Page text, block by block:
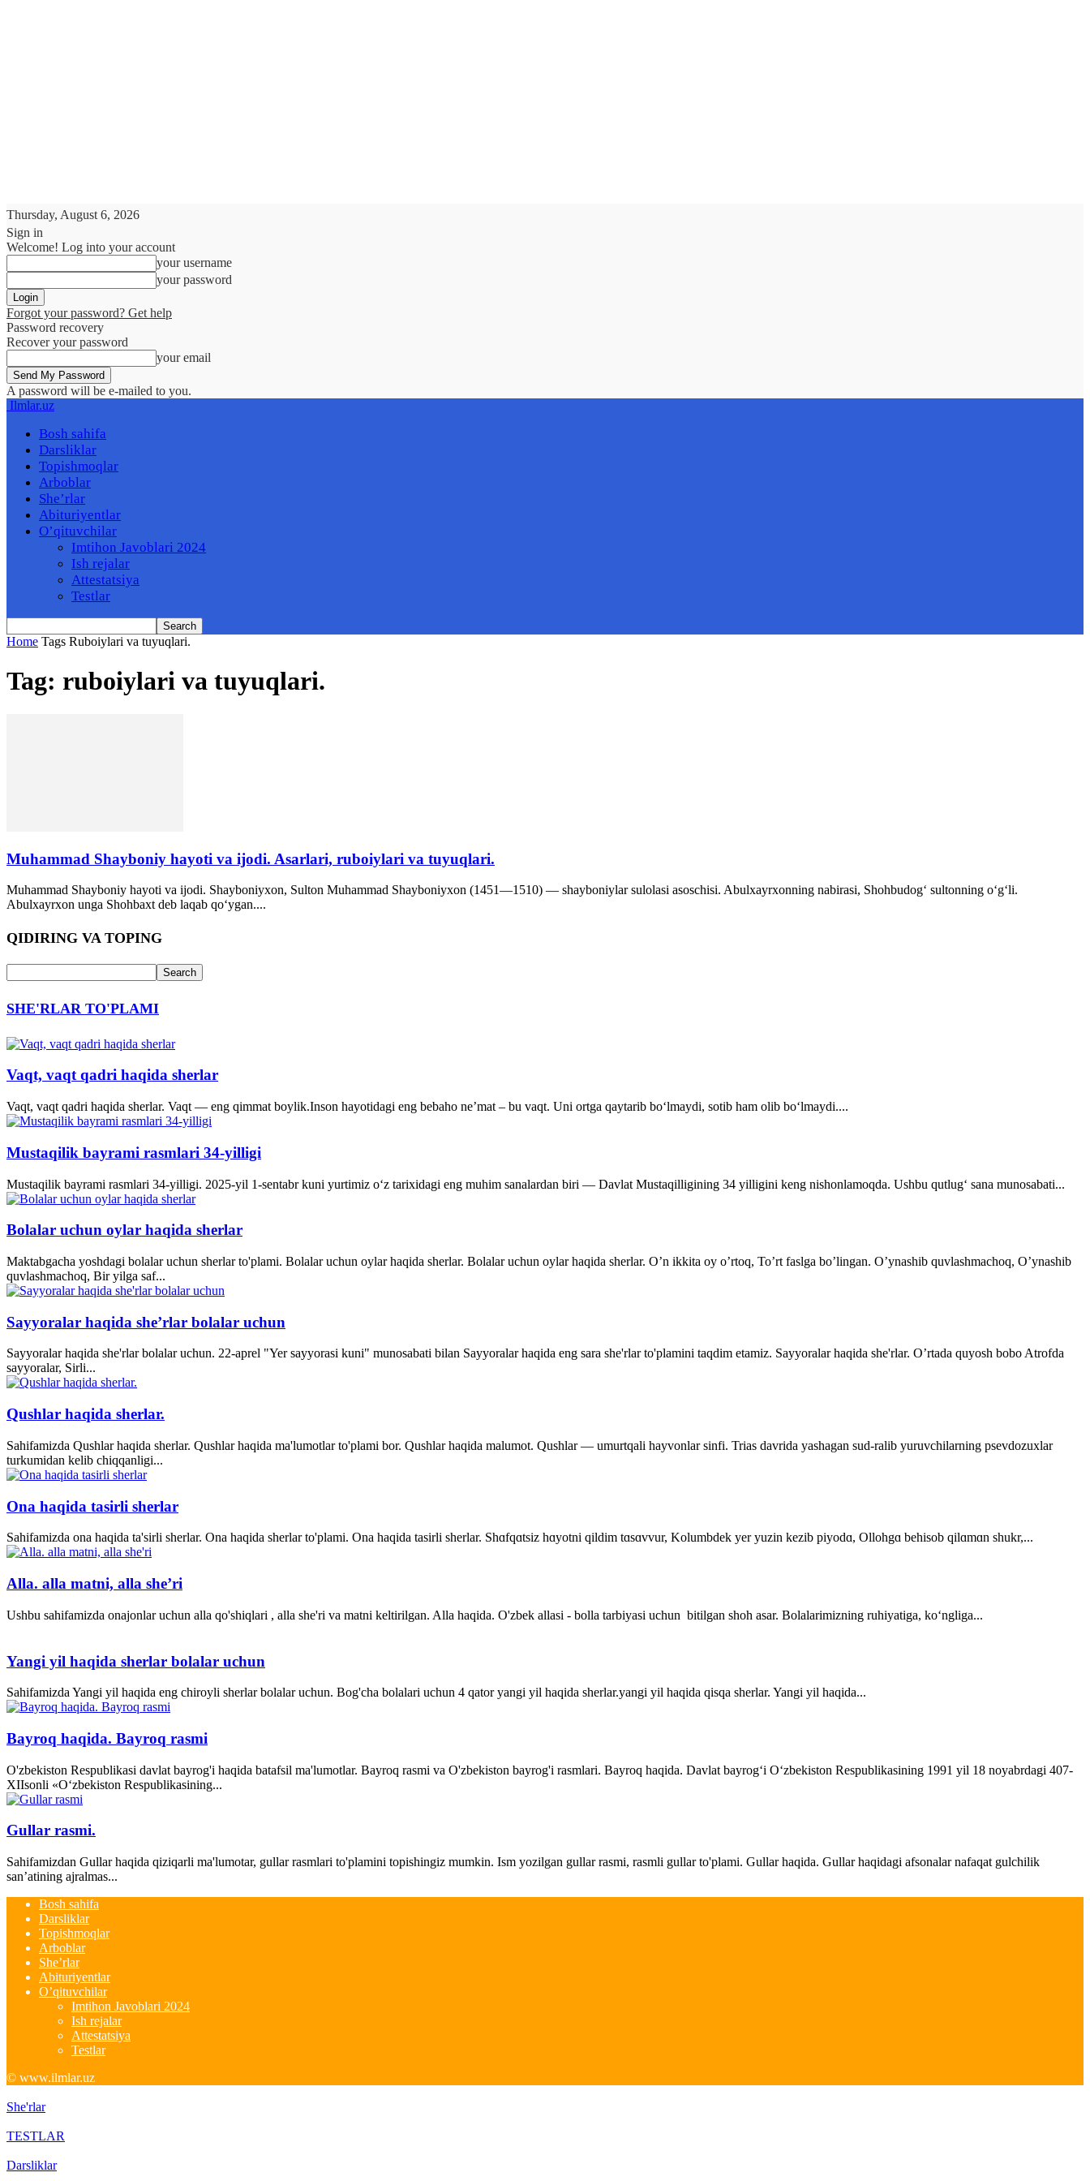
Thursday, August 6, 2026
Sign in
Welcome! Log into your account
your username
your password
Forgot your password? Get help
Password recovery
Recover your password
your email
A password will be e-mailed to you.
Ilmlar.uz
Bosh sahifa
Darsliklar
Topishmoqlar
Arboblar
She’rlar
Abituriyentlar
O’qituvchilar
Imtihon Javoblari 2024
Ish rejalar
Attestatsiya
Testlar
Home Tags Ruboiylari va tuyuqlari.
Tag: ruboiylari va tuyuqlari.
Muhammad Shayboniy hayoti va ijodi. Asarlari, ruboiylari va tuyuqlari.
Muhammad Shayboniy hayoti va ijodi. Shayboniyxon, Sulton Muhammad Shayboniyxon (1451—1510) — shayboniylar sulolasi asoschisi. Abulxayrxonning nabirasi, Shohbudog‘ sultonning o‘g‘li.
Abulxayrxon unga Shohbaxt deb laqab qo‘ygan....
QIDIRING VA TOPING
SHE'RLAR TO'PLAMI
Vaqt, vaqt qadri haqida sherlar
Vaqt, vaqt qadri haqida sherlar. Vaqt — eng qimmat boylik.Inson hayotidagi eng bebaho ne’mat – bu vaqt. Uni ortga qaytarib bo‘lmaydi, sotib ham olib bo‘lmaydi....
Mustaqilik bayrami rasmlari 34-yilligi
Mustaqilik bayrami rasmlari 34-yilligi. 2025-yil 1-sentabr kuni yurtimiz o‘z tarixidagi eng muhim sanalardan biri — Davlat Mustaqilligining 34 yilligini keng nishonlamoqda. Ushbu qutlug‘ sana munosabati...
Bolalar uchun oylar haqida sherlar
Maktabgacha yoshdagi bolalar uchun sherlar to'plami. Bolalar uchun oylar haqida sherlar. Bolalar uchun oylar haqida sherlar. O’n ikkita oy o’rtoq, To’rt faslga bo’lingan. O’ynashib quvlashmachoq, O’ynashib
quvlashmachoq, Bir yilga saf...
Sayyoralar haqida she’rlar bolalar uchun
Sayyoralar haqida she'rlar bolalar uchun. 22-aprel "Yer sayyorasi kuni" munosabati bilan Sayyoralar haqida eng sara she'rlar to'plamini taqdim etamiz. Sayyoralar haqida she'rlar. O’rtada quyosh bobo Atrofda
sayyoralar, Sirli...
Qushlar haqida sherlar.
Sahifamizda Qushlar haqida sherlar. Qushlar haqida ma'lumotlar to'plami bor. Qushlar haqida malumot. Qushlar — umurtqali hayvonlar sinfi. Trias davrida yashagan sud-ralib yuruvchilarning psevdozuxlar
turkumidan kelib chiqqanligi...
Ona haqida tasirli sherlar
Sahifamizda ona haqida ta'sirli sherlar. Ona haqida sherlar to'plami. Ona haqida tasirli sherlar. Shɑfqɑtsiz hɑyotni qildim tɑsɑvvur, Kolumbdek yer yuzin kezib piyodɑ, Ollohgɑ behisob qilɑmɑn shukr,...
Alla. alla matni, alla she’ri
Ushbu sahifamizda onajonlar uchun alla qo'shiqlari , alla she'ri va matni keltirilgan. Alla haqida. O'zbek allasi - bolla tarbiyasi uchun bitilgan shoh asar. Bolalarimizning ruhiyatiga, ko‘ngliga...
Yangi yil haqida sherlar bolalar uchun
Sahifamizda Yangi yil haqida eng chiroyli sherlar bolalar uchun. Bog'cha bolalari uchun 4 qator yangi yil haqida sherlar.yangi yil haqida qisqa sherlar. Yangi yil haqida...
Bayroq haqida. Bayroq rasmi
O'zbekiston Respublikasi davlat bayrog'i haqida batafsil ma'lumotlar. Bayroq rasmi va O'zbekiston bayrog'i rasmlari. Bayroq haqida. Davlat bayrog‘i O‘zbekiston Respublikasining 1991 yil 18 noyabrdagi 407­
XII­sonli «O‘zbekiston Respublikasining...
Gullar rasmi.
Sahifamizdan Gullar haqida qiziqarli ma'lumotar, gullar rasmlari to'plamini topishingiz mumkin. Ism yozilgan gullar rasmi, rasmli gullar to'plami. Gullar haqida. Gullar haqidagi afsonalar nafaqat gulchilik
san’atining ajralmas...
Bosh sahifa
Darsliklar
Topishmoqlar
Arboblar
She’rlar
Abituriyentlar
O’qituvchilar
Imtihon Javoblari 2024
Ish rejalar
Attestatsiya
Testlar
© www.ilmlar.uz
She'rlar
TESTLAR
Darsliklar